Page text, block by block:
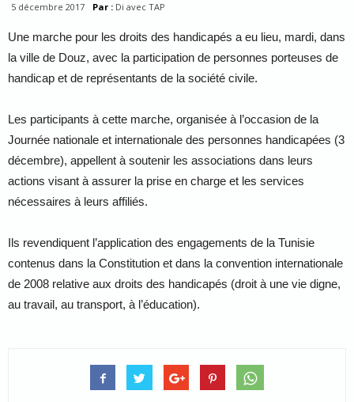
5 décembre 2017 Par : Di avec TAP
Une marche pour les droits des handicapés a eu lieu, mardi, dans
la ville de Douz, avec la participation de personnes porteuses de
handicap et de représentants de la société civile.
Les participants à cette marche, organisée à l’occasion de la
Journée nationale et internationale des personnes handicapées (3
décembre), appellent à soutenir les associations dans leurs
actions visant à assurer la prise en charge et les services
nécessaires à leurs affiliés.
Ils revendiquent l’application des engagements de la Tunisie
contenus dans la Constitution et dans la convention internationale
de 2008 relative aux droits des handicapés (droit à une vie digne,
au travail, au transport, à l’éducation).